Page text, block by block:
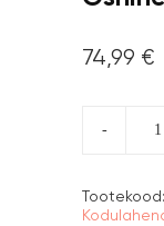
74,99 €
Oshiner
Tootekood: